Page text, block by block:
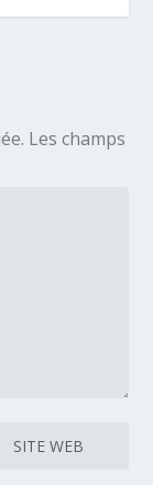
Les champs